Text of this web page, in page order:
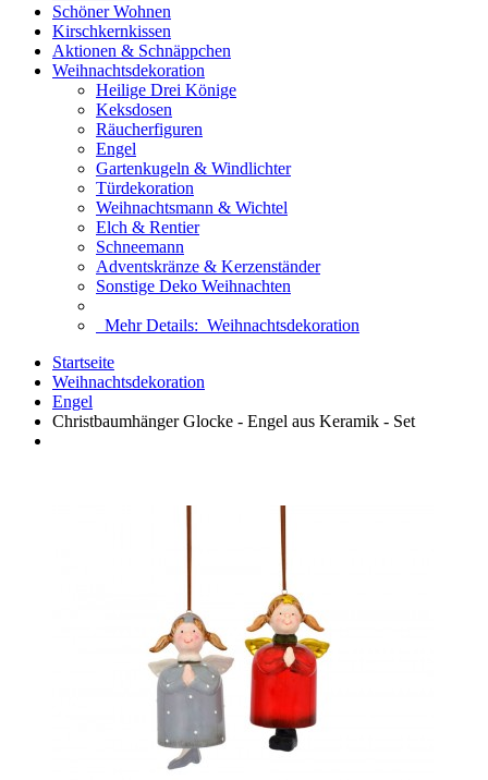
Schöner Wohnen
Kirschkernkissen
Aktionen & Schnäppchen
Weihnachtsdekoration
Heilige Drei Könige
Keksdosen
Räucherfiguren
Engel
Gartenkugeln & Windlichter
Türdekoration
Weihnachtsmann & Wichtel
Elch & Rentier
Schneemann
Adventskränze & Kerzenständer
Sonstige Deko Weihnachten
Mehr Details: Weihnachtsdekoration
Startseite
Weihnachtsdekoration
Engel
Christbaumhänger Glocke - Engel aus Keramik - Set